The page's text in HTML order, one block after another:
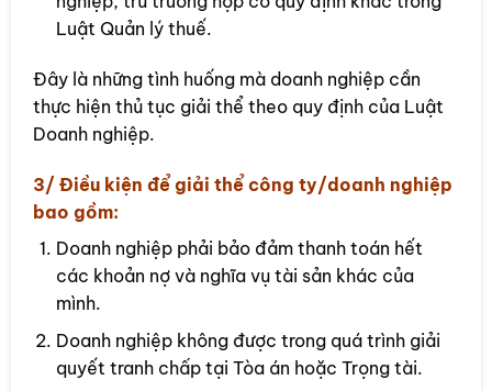
Luật Quản lý thuế.
Đây là những tình huống mà doanh nghiệp cần
thực hiện thủ tục giải thể theo quy định của Luật
Doanh nghiệp.
3/ Điều kiện để giải thể công ty/doanh nghiệp
bao gồm:
Doanh nghiệp phải bảo đảm thanh toán hết
các khoản nợ và nghĩa vụ tài sản khác của
mình.
Doanh nghiệp không được trong quá trình giải
quyết tranh chấp tại Tòa án hoặc Trọng tài.